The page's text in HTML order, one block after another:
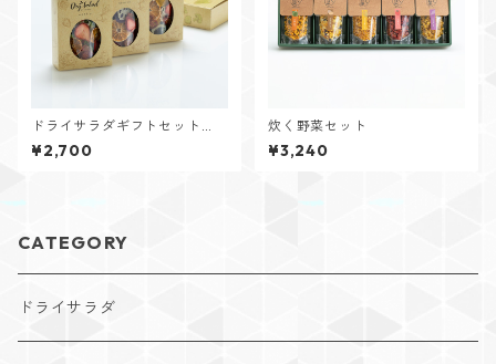
ドライサラダギフトセット
（ミックス3点）
¥2,700
炊く野菜セット
¥3,240
CATEGORY
ドライサラダ